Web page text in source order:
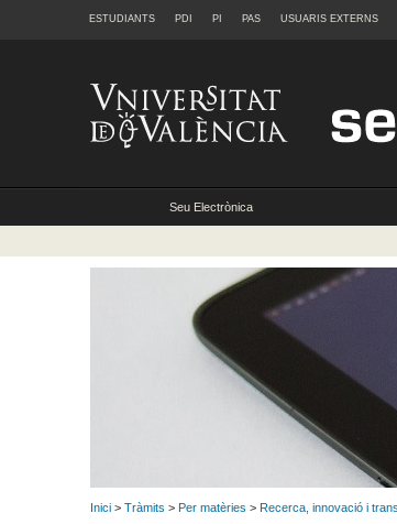
ESTUDIANTS PDI PI PAS USUARIS EXTERNS
Seu Electrònica
Inici > Tràmits > Per matèries > Recerca, innovació i